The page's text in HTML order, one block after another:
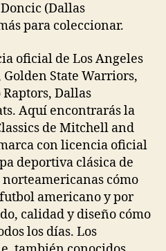
(Dallas
para coleccionar.
oficial de Los Angeles
State Warriors,
Dallas
Aquí encontrarás la
de Mitchell and
con licencia oficial
deportiva clásica de
cómo
americano y por
calidad y diseño cómo
los días. Los